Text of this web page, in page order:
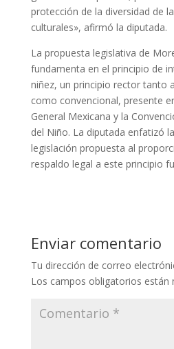
protección de la diversidad de
culturales», afirmó la diputada.
La propuesta legislativa de
fundamenta en el principio de
niñez, un principio rector tanto
como convencional, presente
General Mexicana y la
del Niño. La diputada enfatizó
legislación propuesta al
respaldo legal a este principio
Enviar comentario
Tu dirección de correo
Los campos obligatorios están